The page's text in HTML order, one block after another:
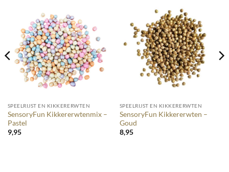
SPEELRIJST EN KIKKERERWTEN
SensoryFun Kikkererwtenmix –
Pastel
9,95
SPEELRIJST EN KIKKERERWTEN
SensoryFun Kikkererwten –
Goud
8,95